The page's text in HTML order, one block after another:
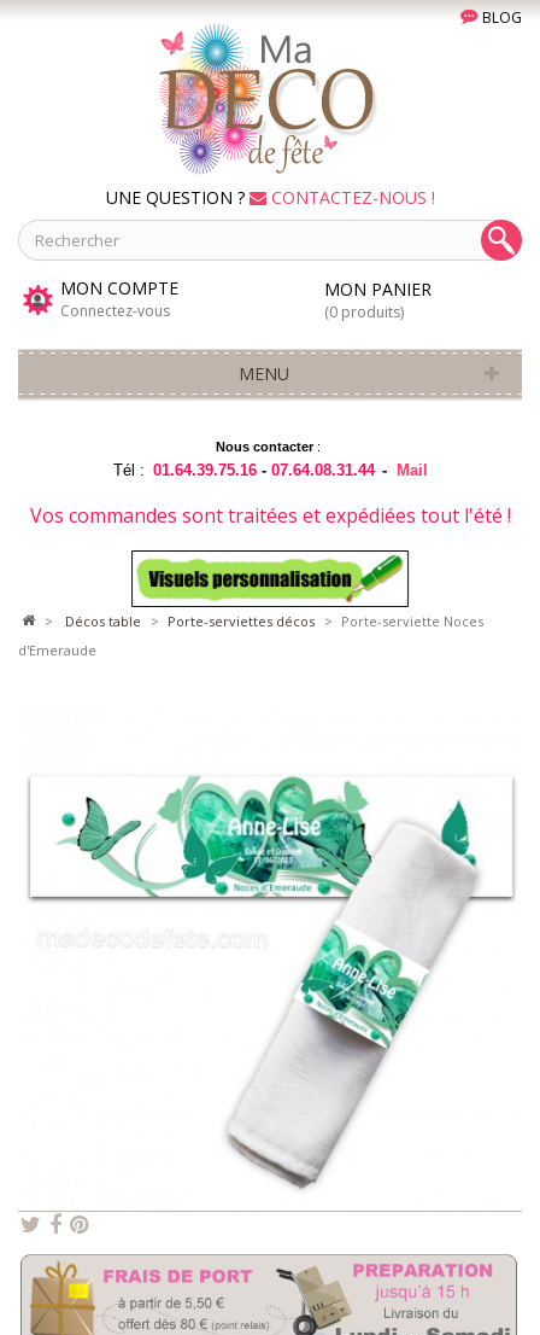
BLOG
UNE QUESTION ? CONTACTEZ-NOUS !
MON COMPTE
Connectez-vous
MON PANIER
(0 produits)
MENU
Nous contacter:
Tél : 01.64.39.75.16 -07.64.08.31.44 - Mail
Vos commandes sont traitées et expédiées tout l'été !
> décos table > porte-serviettes décos > Porte-serviette Noces
d'Emeraude